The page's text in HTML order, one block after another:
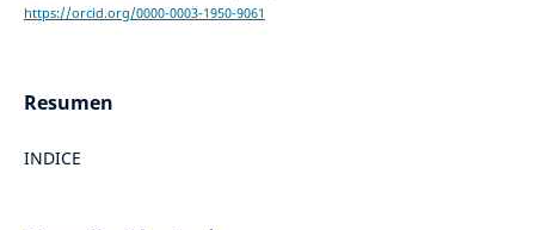
https://orcid.org/0000-0003-1950-9061
Resumen
INDICE